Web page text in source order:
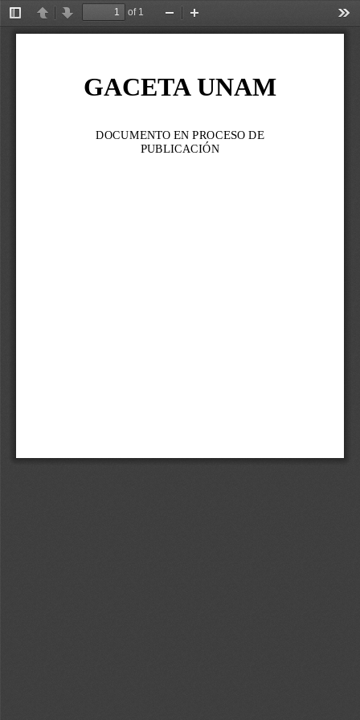
Toggle
Sidebar
PreviousNext
of 1
Zoom
Out
In
GACETA UNAM
DOCUMENTO EN PROCESO DE
PUBLICACIÓN